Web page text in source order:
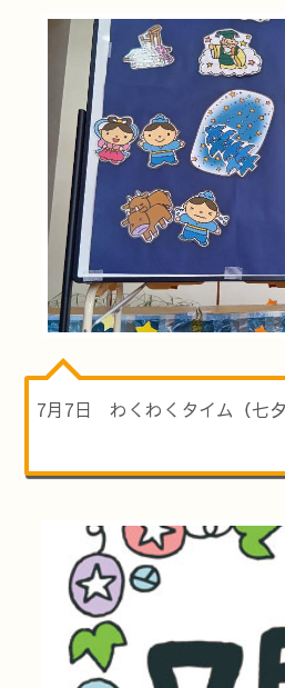
7月7日 わくわくタイム（七